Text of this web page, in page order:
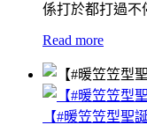
係打於都打過不
Read more
【#暖笠笠型聖